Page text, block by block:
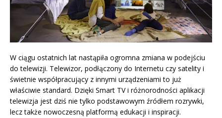
W ciągu ostatnich lat nastąpiła ogromna zmiana w podejściu
do telewizji. Telewizor, podłączony do Internetu czy satelity i
świetnie współpracujący z innymi urządzeniami to już
właściwie standard. Dzięki Smart TV i różnorodności aplikacji
telewizja jest dziś nie tylko podstawowym źródłem rozrywki,
lecz także nowoczesną platformą edukacji i inspiracji.